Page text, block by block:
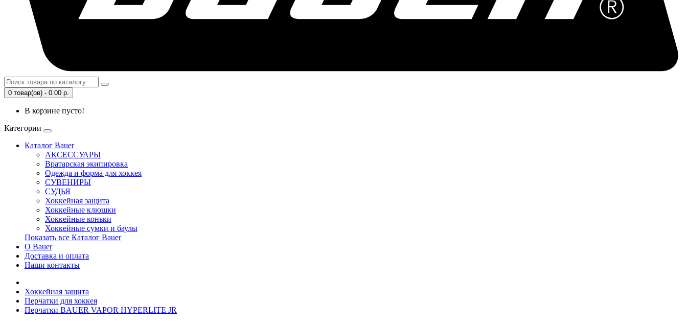
0 товар(ов) - 0.00 р.
В корзине пусто!
Категории
Каталог Bauer
АКСЕССУАРЫ
Вратарская экипировка
Одежда и форма для хоккея
СУВЕНИРЫ
СУДЬЯ
Хоккейная защита
Хоккейные клюшки
Хоккейные коньки
Хоккейные сумки и баулы
Показать все Каталог Bauer
О Bauer
Доставка и оплата
Наши контакты
Хоккейная защита
Перчатки для хоккея
Перчатки BAUER VAPOR HYPERLITE JR